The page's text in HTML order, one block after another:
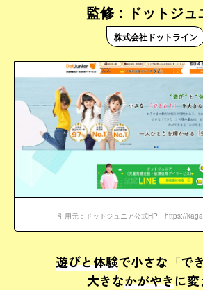
監修：ドットジュ
株式会社ドットライン
引用元：ドットジュニア公式HP https://
遊びと体験で小さな「で
大きなかがやきに変